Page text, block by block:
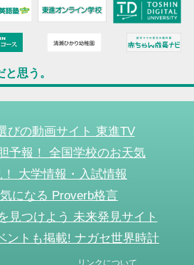
思う。
びの動画サイト 東進TV
予報！ 全国学校のお天気
大学情報・入試情報
になる Proverb格言
見つけよう 未来発見サイト
ントも掲載! ナガセ世界時計
リンクについて